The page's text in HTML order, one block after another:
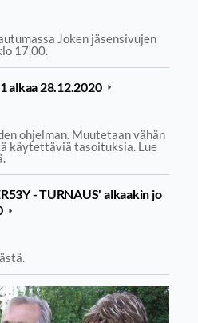
Joken jäsensivujen
17.00.
alkaa 28.12.2020
ohjelman. Muutetaan vähän
käytettäviä tasoituksia. Lue
- TURNAUS' alkaakin jo